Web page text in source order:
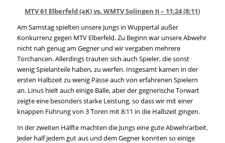
MTV 61 Elberfeld (aK) vs. WMTV Solingen II – 11:24 (8:11)
Am Samstag spielten unsere Jungs in Wuppertal außer
Konkurrenz gegen MTV Elberfeld. Zu Beginn war unsere Abwehr
nicht nah genug am Gegner und wir vergaben mehrere
Torchancen. Allerdings trauten sich auch Spieler, die sonst
wenig Spielanteile haben, zu werfen. Insgesamt kamen in der
ersten Halbzeit zu wenig Pässe auch von erfahrenen Spielern
an. Linus hielt auch einige Bälle, aber der gegnerische Torwart
zeigte eine besonders starke Leistung, so dass wir mit einer
knappen Führung von 3 Toren mit 8:11 in die Halbzeit gingen.
In der zweiten Hälfte machten die Jungs eine gute Abwehrarbeit.
Jeder half jedem gut aus und dem Gegner konnten so einige